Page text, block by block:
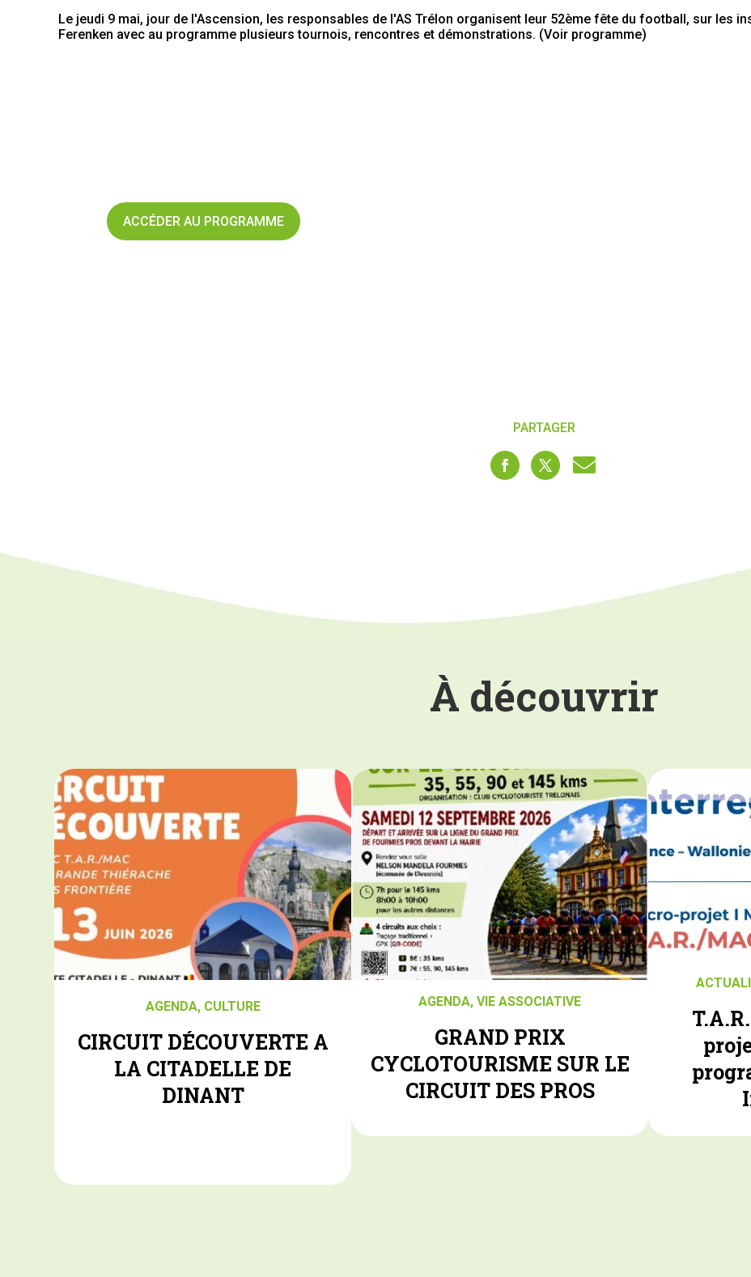
Le jeudi 9 mai, jour de l'Ascension, les responsables de l'AS Trélon organisent leur 52ème fête du football, sur les
Ferenken avec au programme plusieurs tournois, rencontres et démonstrations. (Voir programme)
ACCÉDER AU PROGRAMME
PARTAGER
À découvrir
AGENDA, CULTURE
CIRCUIT DÉCOUVERTE A
LA CITADELLE DE
DINANT
AGENDA, VIE ASSOCIATIVE
GRAND PRIX
CYCLOTOURISME SUR LE
CIRCUIT DES PROS